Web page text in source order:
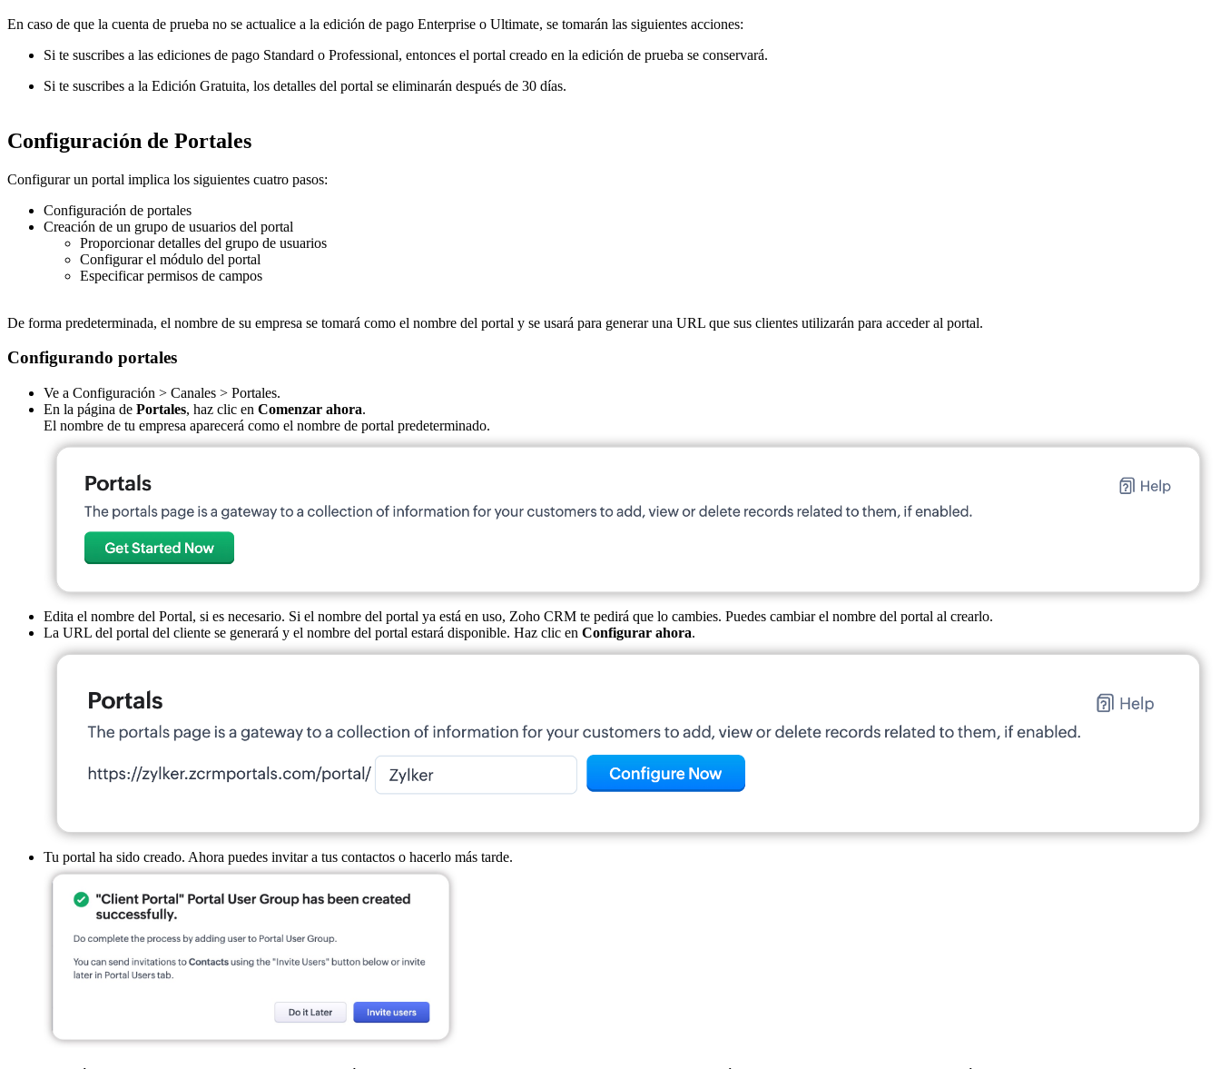
En caso de que la cuenta de prueba no se actualice a la edición de pago Enterprise o Ultimate, se tomarán las siguientes acciones:
Si te suscribes a las ediciones de pago Standard o Professional, entonces el portal creado en la edición de prueba se conservará.
Si te suscribes a la Edición Gratuita, los detalles del portal se eliminarán después de 30 días.
Configuración de Portales
Configurar un portal implica los siguientes cuatro pasos:
Configuración de portales
Creación de un grupo de usuarios del portal
Proporcionar detalles del grupo de usuarios
Configurar el módulo del portal
Especificar permisos de campos
De forma predeterminada, el nombre de su empresa se tomará como el nombre del portal y se usará para generar una URL que sus clientes utilizarán para acceder al portal.
Configurando portales
Ve a Configuración > Canales > Portales.
En la página de Portales, haz clic en Comenzar ahora.
El nombre de tu empresa aparecerá como el nombre de portal predeterminado.
Edita el nombre del Portal, si es necesario. Si el nombre del portal ya está en uso, Zoho CRM te pedirá que lo cambies. Puedes cambiar el nombre del portal al crearlo.
La URL del portal del cliente se generará y el nombre del portal estará disponible. Haz clic en Configurar ahora.
Tu portal ha sido creado. Ahora puedes invitar a tus contactos o hacerlo más tarde.